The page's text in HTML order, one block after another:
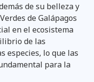
de su belleza y
de Galápagos
en el ecosistema
de las
especies, lo que las
para la